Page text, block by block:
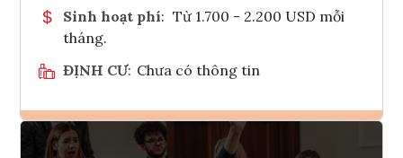
Sinh hoạt phí: Từ 1.700 - 2.200 USD mỗi
tháng.
ĐỊNH CƯ: Chưa có thông tin
Ghi danh